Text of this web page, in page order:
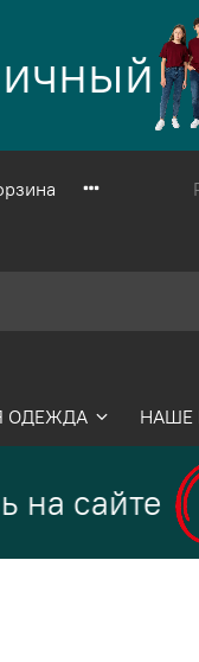
ОДЕЖДА НАШЕ
на сайте